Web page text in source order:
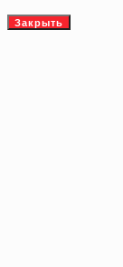
Закрыть